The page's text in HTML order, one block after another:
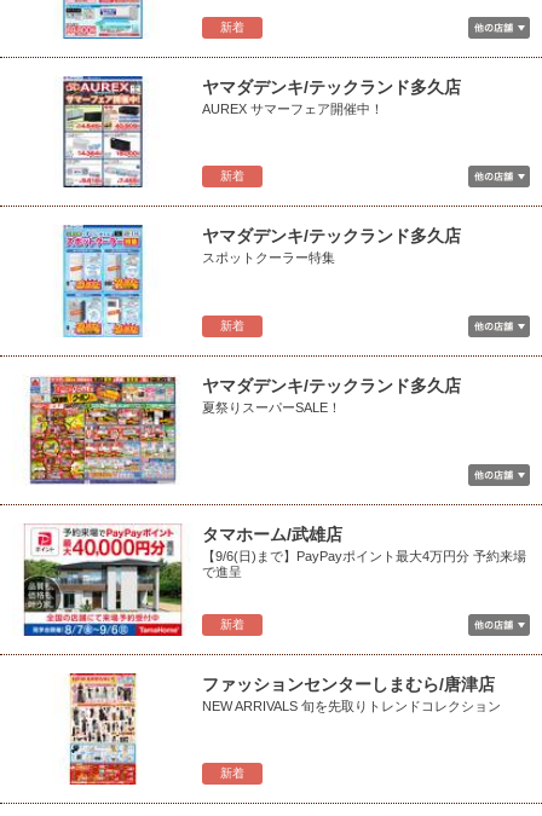
新着
新着
ヤマダデンキ/テックランド多久店
AUREX サマーフェア開催中！
新着
ヤマダデンキ/テックランド多久店
スポットクーラー特集
ヤマダデンキ/テックランド多久店
夏祭りスーパーSALE！
新着
タマホーム/武雄店
【9/6(日)まで】PayPayポイント最大4万円分 予約来場
で進呈
新着
ファッションセンターしまむら/唐津店
NEW ARRIVALS 旬を先取りトレンドコレクション